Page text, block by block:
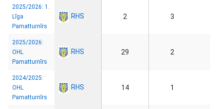
2025/2026: 1.
Līga
Pamatturnīrs
RHS 2 3
2025/2026:
OHL
Pamatturnīrs
RHS 29 2
2024/2025:
OHL
Pamatturnīrs
RHS 14 1